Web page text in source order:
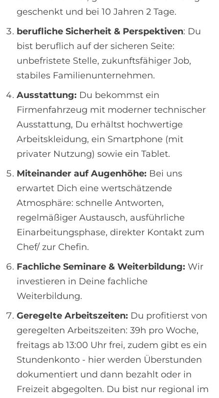
geschenkt und bei 10 Jahren 2 Tage.
berufliche Sicherheit & Perspektiven: Du
bist beruflich auf der sicheren Seite:
unbefristete Stelle, zukunftsfähiger Job,
stabiles Familienunternehmen.
Ausstattung: Du bekommst ein
Firmenfahrzeug mit moderner technischer
Ausstattung, Du erhältst hochwertige
Arbeitskleidung, ein Smartphone (mit
privater Nutzung) sowie ein Tablet.
Miteinander auf Augenhöhe: Bei uns
erwartet Dich eine wertschätzende
Atmosphäre: schnelle Antworten,
regelmäßiger Austausch, ausführliche
Einarbeitungsphase, direkter Kontakt zum
Chef/ zur Chefin.
Fachliche Seminare & Weiterbildung: Wir
investieren in Deine fachliche
Weiterbildung.
Geregelte Arbeitszeiten: Du profitierst von
geregelten Arbeitszeiten: 39h pro Woche,
freitags ab 13:00 Uhr frei, zudem gibt es ein
Stundenkonto - hier werden Überstunden
dokumentiert und dann bezahlt oder in
Freizeit abgegolten. Du bist nur regional im